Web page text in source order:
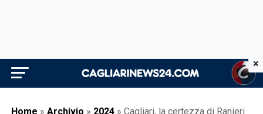
Home » Archivio » 2024 » Cagliari, la certezza di Ranieri
×